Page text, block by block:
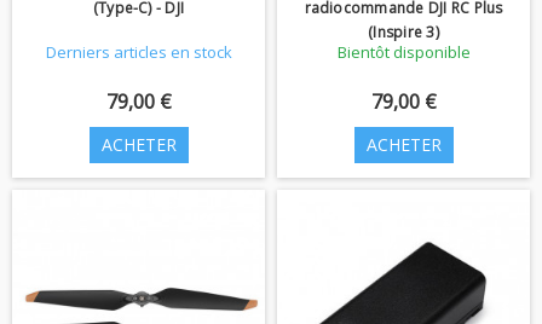
(Type-C) - DJI
Derniers articles en stock
79,00 €
ACHETER
radiocommande DJI RC Plus
(Inspire 3)
Bientôt disponible
79,00 €
ACHETER